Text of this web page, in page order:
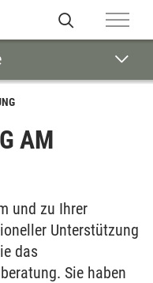
AM
und zu Ihrer
Unterstützung
das
Sie haben